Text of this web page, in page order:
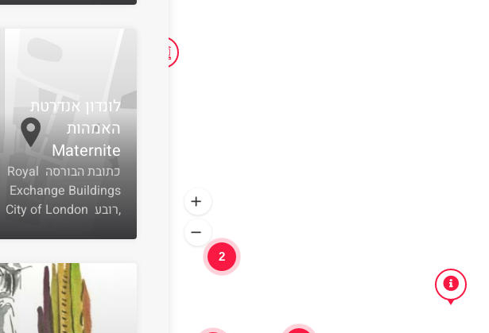
לונדון אנדרטת
האמהות
Maternite
כתובת הבורסה Royal
Exchange Buildings
,רובע City of London
2